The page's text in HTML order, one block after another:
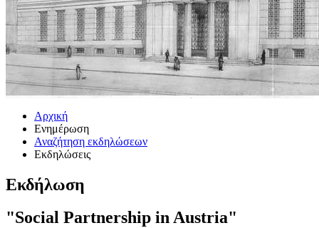
Αρχική
Ενημέρωση
Αναζήτηση εκδηλώσεων
Εκδηλώσεις
Εκδήλωση
"Social Partnership in Austria"